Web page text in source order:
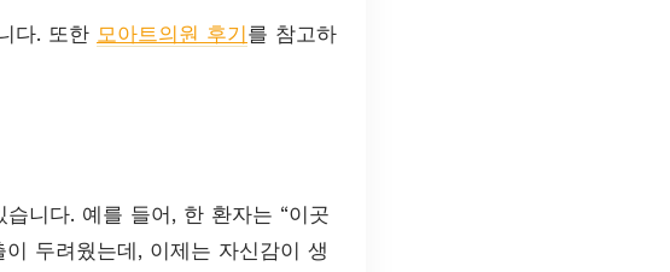
다. 또한 모아트의원 후기를 참고하
니다. 예를 들어, 한 환자는 “이곳
두려웠는데, 이제는 자신감이 생